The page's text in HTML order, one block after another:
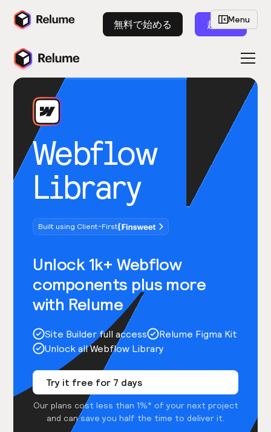
無料で始める 起動
Webflow
Library
Built using Client-First
Unlock 1k+ Webflow
components plus more
with Relume
Site Builder full access
Relume Figma Kit
Unlock all Webflow Library
Try it free for 7 days
Our plans cost less than 1%* of your next project
and can save you half the time to deliver it.
Menu